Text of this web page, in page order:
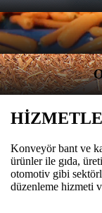
Konveyör bant ve
ürünler ile gıda,
otomotiv gibi
düzenleme hizmeti